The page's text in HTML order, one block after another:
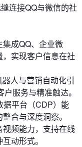
连接QQ与微信的社
集成QQ、企业微
实现客户信息在社
器人与营销自动化引
服务与精准触达。
据平台（CDP）能
合与深度洞察。
视频能力，支持在线
动形式。